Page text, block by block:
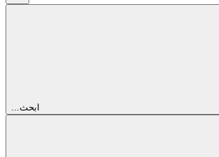
...ابحث